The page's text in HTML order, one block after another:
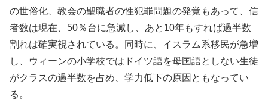
の世俗化、教会の聖職者の性犯罪問題の発覚もあって、信
者数は現在、50％台に急減し、あと10年もすれば過半数
割れは確実視されている。同時に、イスラム系移民が急増
し、ウィーンの小学校ではドイツ語を母国語としない生徒
がクラスの過半数を占め、学力低下の原因ともなってい
る。